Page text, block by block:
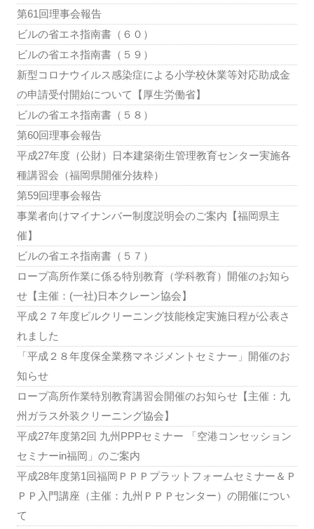
第61回理事会報告
ビルの省エネ指南書（６０）
ビルの省エネ指南書（５９）
新型コロナウイルス感染症による小学校休業等対応助成金
の申請受付開始について【厚生労働省】
ビルの省エネ指南書（５８）
第60回理事会報告
平成27年度（公財）日本建築衛生管理教育センター実施各
種講習会（福岡県開催分抜粋）
第59回理事会報告
事業者向けマイナンバー制度説明会のご案内【福岡県主
催】
ビルの省エネ指南書（５７）
ロープ高所作業に係る特別教育（学科教育）開催のお知ら
せ【主催：(一社)日本クレーン協会】
平成２７年度ビルクリーニング技能検定実施日程が公表さ
れました
「平成２８年度保全業務マネジメントセミナー」開催のお
知らせ
ロープ高所作業特別教育講習会開催のお知らせ【主催：九
州ガラス外装クリーニング協会】
平成27年度第2回 九州PPPセミナー 「空港コンセッション
セミナーin福岡」のご案内
平成28年度第1回福岡ＰＰＰプラットフォームセミナー＆Ｐ
ＰＰ入門講座（主催：九州ＰＰＰセンター）の開催につい
て